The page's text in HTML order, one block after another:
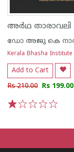
Kerala Bhasha Institute
Add to Cart
Rs 210.00 Rs 199.00